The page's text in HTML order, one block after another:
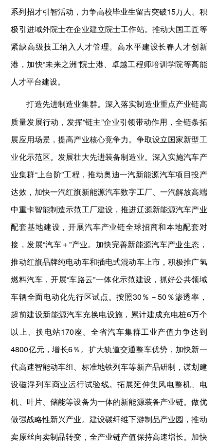
系列招才引智活动，力争高校毕业生留吉突破15万人。积
极引进域外院士在企业建立院士工作站。推动大国工匠等
紧缺高级技工纳入人才管理。高水平建设长春人才创新
港，加快“未来之洲”院士港、卓越工程师培训学院等高能
人才平台建设。
打造先进制造业集群。 深入落实制造业重点产业链高
质量发展行动，发挥“链主”企业引领带动作用，全链条拓
展应用场景，提高产业核心竞争力。争取设立国家新型工
业化示范区。发展壮大先进装备制造业。深入实施汽车产
业集群“上台阶”工程，推动奥迪一汽新能源汽车项目投产
达效，加快一汽红旗新能源汽车数字工厂、一汽解放高端
中重卡智能制造示范工厂建设，推进辽源新能源汽车产业
配套基地建设，开展汽车产业链全球招商和本地配套对
接，发展“汽车＋”产业。加快完善新能源汽车产业生态，
推动红旗品牌纯电动车和插电式混动车上市，积极推广氢
燃料汽车，开展“车路云”一体化示范建设，抓好公共领域
车辆全面电动化先行区试点。按照30％－50％渗透率，
超前建设新能源汽车充换电设施，累计建成充电桩6万个
以上、换电站170座。全省汽车集群工业产值力争达到
4800亿元，增长6％。扩大轨道交通整车优势，加快新一
代高速智能动车组、标准地铁列车等新产品研制，谋划建
设磁浮列车商业运行试验线。拓展延伸集风电整机、电
机、叶片、储能等设备为一体的新能源装备产业链。做优
做强战略性新兴产业。建设碳纤维下游制品产业园，推动
卖原丝向卖制品转变，全产业链产值保持高速增长。加快